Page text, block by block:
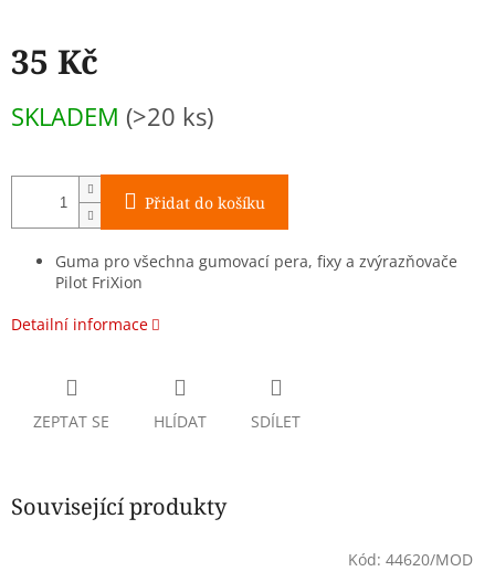
35 Kč
cena:
SKLADEM (>20 ks)
Přidat do košíku
Guma pro všechna gumovací pera, fixy a zvýrazňovače
Pilot FriXion
Detailní informace
ZEPTAT SE HLÍDAT SDÍLET
Související produkty
Kód: 44620/MOD